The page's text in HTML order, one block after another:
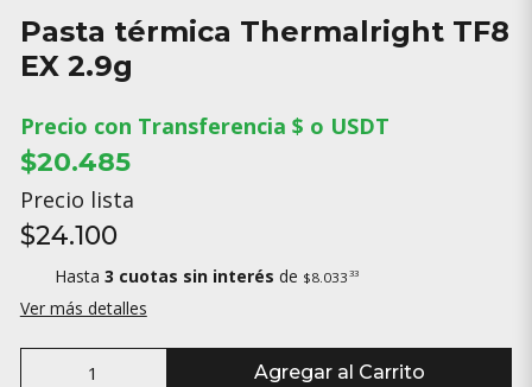
Pasta térmica Thermalright TF8
EX 2.9g
Precio con Transferencia $ o USDT
$20.485
Precio lista
$24.100
Hasta 3 cuotas sin interés de $8.033 33
Ver más detalles
Agregar al Carrito